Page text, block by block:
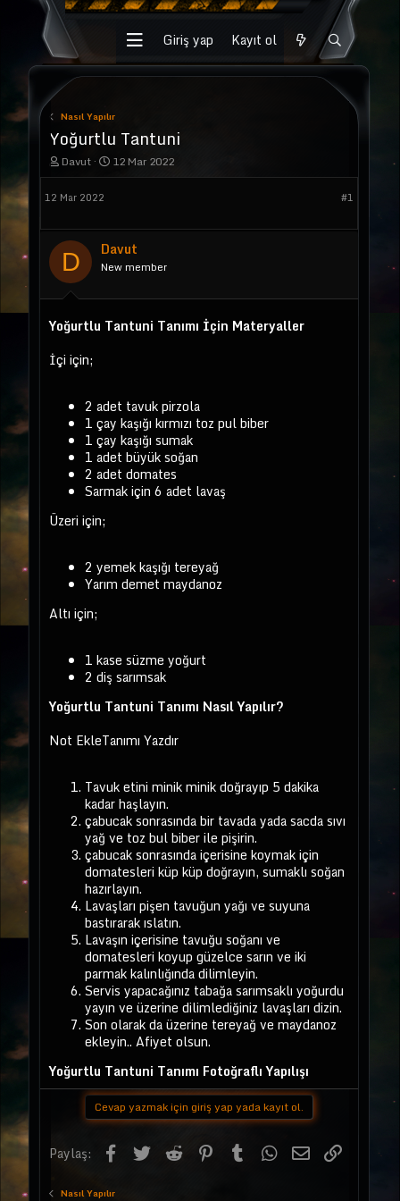
Giriş yap Kayıt ol
Nasıl Yapılır
Yoğurtlu Tantuni
K
o
u
u
b
a
ş
a
t
a
Davut
B
a
n
g
ç
a
r
12 Mar 2022
12 Mar 2022 #1
D Davut
New member
Yoğurtlu Tantuni Tanımı İçin Materyaller
İçi için;
2 adet tavuk pirzola
1 çay kaşığı kırmızı toz pul biber
1 çay kaşığı sumak
1 adet büyük soğan
2 adet domates
Sarmak için 6 adet lavaş
Üzeri için;
2 yemek kaşığı tereyağ
Yarım demet maydanoz
Altı için;
1 kase süzme yoğurt
2 diş sarımsak
Yoğurtlu Tantuni Tanımı Nasıl Yapılır?
Not EkleTanımı Yazdır
Tavuk etini minik minik doğrayıp 5 dakika
kadar haşlayın.
çabucak sonrasında bir tavada yada sacda sıvı
yağ ve toz bul biber ile pişirin.
çabucak sonrasında içerisine koymak için
domatesleri küp küp doğrayın, sumaklı soğan
hazırlayın.
Lavaşları pişen tavuğun yağı ve suyuna
bastırarak ıslatın.
Lavaşın içerisine tavuğu soğanı ve
domatesleri koyup güzelce sarın ve iki
parmak kalınlığında dilimleyin.
Servis yapacağınız tabağa sarımsaklı yoğurdu
yayın ve üzerine dilimlediğiniz lavaşları dizin.
Son olarak da üzerine tereyağ ve maydanoz
ekleyin.. Afiyet olsun.
Yoğurtlu Tantuni Tanımı Fotoğraflı Yapılışı
Cevap yazmak için giriş yap yada kayıt ol.
Paylaş: Facebook
TwitterReddit PinterestTumblrWhatsApp
E-postaLink
Nasıl Yapılır